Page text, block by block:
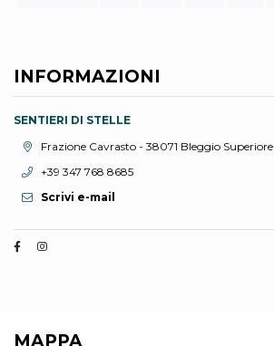
INFORMAZIONI
SENTIERI DI STELLE
Località:Frazione Cavrasto - 38071 Bleggio Superiore
Telefono:
+39 347 768 8685
Scrivi e-mail
MAPPA